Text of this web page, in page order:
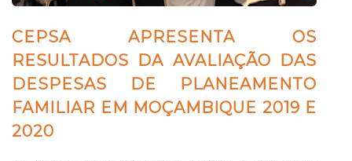
CEPSA APRESENTA OS
RESULTADOS DA AVALIAÇÃO DAS
DESPESAS DE PLANEAMENTO
FAMILIAR EM MOÇAMBIQUE 2019 E
2020